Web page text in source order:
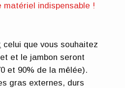
matériel indispensable !
celui que vous souhaitez
et le jambon seront
et 90% de la mêlée).
gras externes, durs